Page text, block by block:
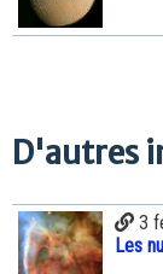
D'autres
3
Les